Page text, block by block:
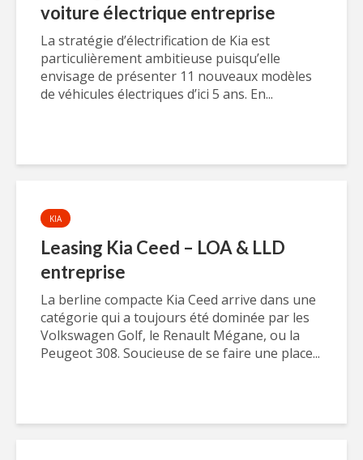
voiture électrique entreprise
La stratégie d’électrification de Kia est
particulièrement ambitieuse puisqu’elle
envisage de présenter 11 nouveaux modèles
de véhicules électriques d’ici 5 ans. En...
KIA
Leasing Kia Ceed – LOA & LLD
entreprise
La berline compacte Kia Ceed arrive dans une
catégorie qui a toujours été dominée par les
Volkswagen Golf, le Renault Mégane, ou la
Peugeot 308. Soucieuse de se faire une place...